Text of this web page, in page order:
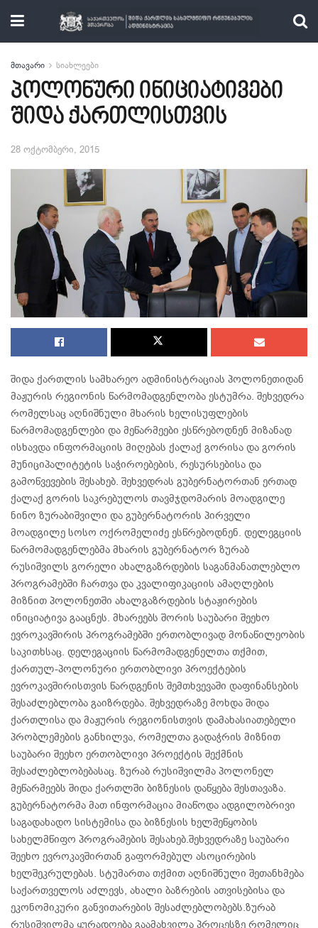
მთავარი სიახლეები
პოლონური ინიციატივები
შიდა ქართლისთვის
28 ოქტომბერი, 2015
შიდა ქართლის სამხარეო ადმინისტრაციას პოლონეთიდან
მაჟურის რეგიონის წარმომადგენლობა ესტუმრა. შეხვედრა
რომელსაც აღნიშნული მხარის ხელისუფლების
წარმომადგენლები და მეწარმეები ესწრებოდნენ მიზანად
ისხავდა ინფორმაციის მიღებას ქალაქ გორისა და გორის
მუნიციპალიტეტის საჭიროებების, რესურსებისა და
გამოწვევების შესახებ. შეხვედრას გუბერნატორთან ერთად
ქალაქ გორის საკრებულოს თავმჯდომარის მოადგილე
ნინო ზურაბიშვილი და გუბერნატორის პირველი
მოადგილე სოსო ოქრომელიძე ესწრებოდნენ. დელეგციის
წარმომადგენლებმა მხარის გუბერნატორ ზურაბ
რუსიშვილს გორელი ახალგაზრდების საგანმანათლებლო
პროგრამებში ჩართვა და კვალიფიკაციის ამაღლების
მიზნით პოლონეთში ახალგაზრდების სტაჟირების
ინიციატივა გააცნეს. მხარეებს შორის საუბარი შეეხო
ევროკავშირის პროგრამებში ერთობლივად მონაწილეობის
საკითხსაც. დელეგაციის წარმომადგენელთა თქმით,
ქართულ-პოლონური ერთობლივი პროექტების
ევროკავშირისთვის წარდგენის შემთხვევაში დაფინანსების
შესაძლებლობა გაიზრდება. შეხვედრაზე მოხდა შიდა
ქართლისა და მაჟურის რეგიონისთვის დამახასიათებელი
პრობლემების განხილვა, რომელთა გადაჭრის მიზნით
საუბარი შეეხო ერთობლივი პროექტის შექმნის
შესაძლებლობებასაც. ზურაბ რუსიშვილმა პოლონელ
მეწარმეებს შიდა ქართლში ბიზნესის დაწყება შესთავაზა.
გუბერნატორმა მათ ინფორმაცია მიაწოდა ადგილობრივი
საგადახადო სისტემისა და ბიზნესის ხელშეწყობის
სახელმწიფო პროგრამების შესახებ.შეხვედრაზე საუბარი
შეეხო ევროკავშირთან გაფორმებულ ასოცირების
ხელშეკრულებას. სტუმართა თქმით აღნიშნული შეთანხმება
საქართველოს აძლევს, ახალი ბაზრების ათვისებისა და
ეკონომიკური განვითარების შესაძლებლობებს.ზურაბ
რუსიშვილმა ყურადღება გაამახვილა პროცესზე რომელიც